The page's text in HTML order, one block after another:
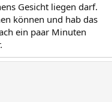
Gesicht liegen darf.
können und hab das
ein paar Minuten